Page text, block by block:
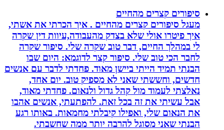
סיפורים קצרים מהחיים
מעגל סיפורים קצרים מהחיים . איך הכרתי את אשתי,
איך פיטרו אולי שלא בצדק מהעבודה,עיוות דין שקרה
לי במהלך החיים, דבר טוב שקרה שלי. סיפור שקרה
לחבר הכי טוב שלי. סיפור קצר לדוגמא: היום שבו
הבנתי תמיד הייתי ביישן מאוד. פחדתי לדבר עם אנשים
חדשים, וחששתי שאני לא מספיק טוב. יום אחד,
נאלצתי לעמוד מול קהל גדול ולנאום. פחדתי מאוד,
אבל עשיתי את זה בכל זאת. להפתעתי, אנשים אהבו
את הנאום שלי, ואפילו קיבלתי מחמאות. באותו רגע
הבנתי שאני מסוגל להרבה יותר ממה שחשבתי.